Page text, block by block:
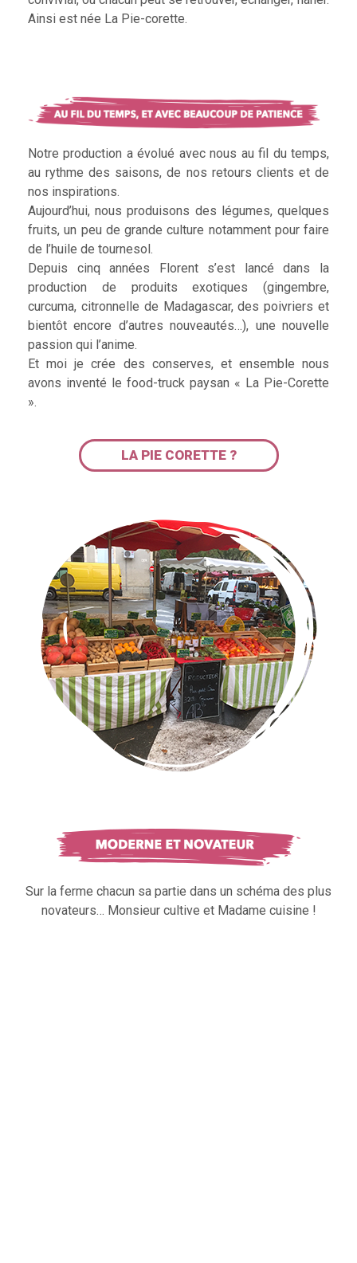
Ainsi est née La Pie-corette.
Notre production a évolué avec nous au fil du temps,
au rythme des saisons, de nos retours clients et de
nos inspirations.
Aujourd’hui, nous produisons des légumes, quelques
fruits, un peu de grande culture notamment pour faire
de l’huile de tournesol.
Depuis cinq années Florent s’est lancé dans la
production de produits exotiques (gingembre,
curcuma, citronnelle de Madagascar, des poivriers et
bientôt encore d’autres nouveautés…), une nouvelle
passion qui l’anime.
Et moi je crée des conserves, et ensemble nous
avons inventé le food-truck paysan « La Pie-Corette
».
LA PIE CORETTE ?
Sur la ferme chacun sa partie dans un schéma des plus
novateurs… Monsieur cultive et Madame cuisine !